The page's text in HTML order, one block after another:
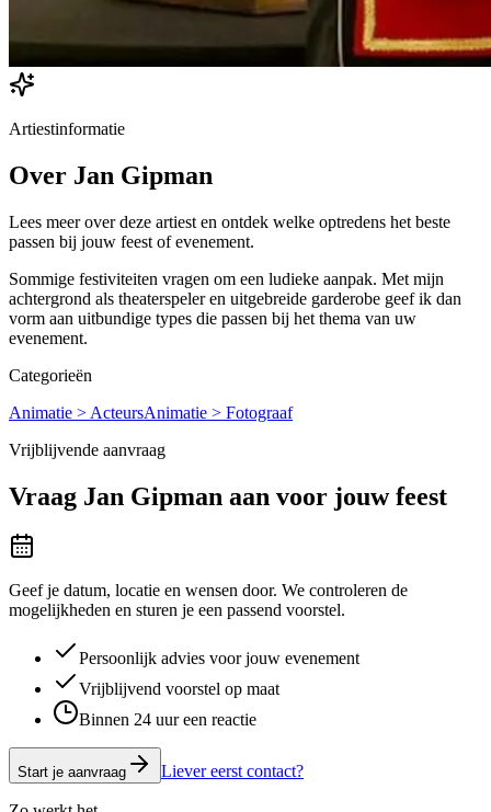
Artiestinformatie
Over Jan Gipman
Lees meer over deze artiest en ontdek welke optredens het beste
passen bij jouw feest of evenement.
Sommige festiviteiten vragen om een ludieke aanpak. Met mijn
achtergrond als theaterspeler en uitgebreide garderobe geef ik dan
vorm aan uitbundige types die passen bij het thema van uw
evenement.
Categorieën
Animatie > ActeursAnimatie > Fotograaf
Vrijblijvende aanvraag
Vraag Jan Gipman aan voor jouw feest
Geef je datum, locatie en wensen door. We controleren de
mogelijkheden en sturen je een passend voorstel.
Persoonlijk advies voor jouw evenement
Vrijblijvend voorstel op maat
Binnen 24 uur een reactie
Start je aanvraag Liever eerst contact?